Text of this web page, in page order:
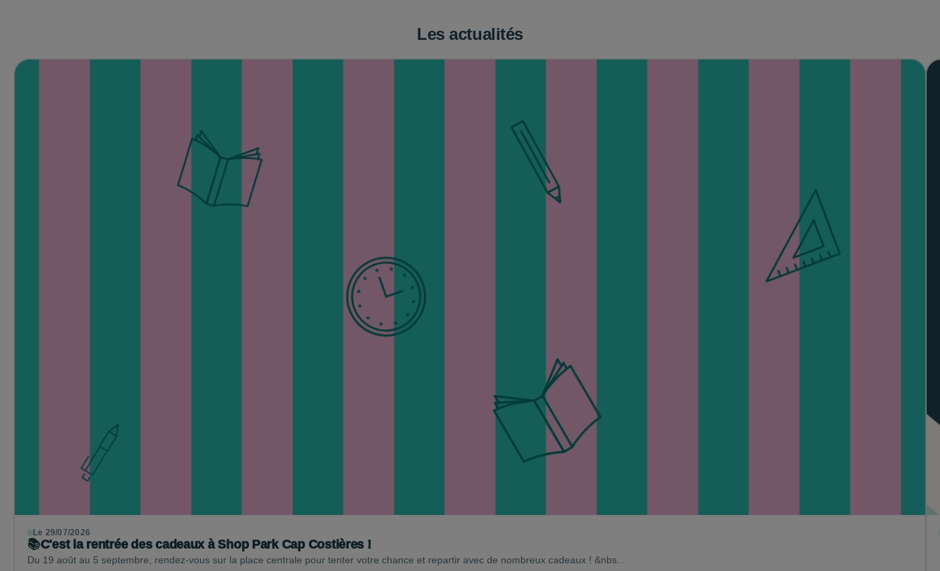
Les actualités
Le 29/07/2026
📚C'est la rentrée des cadeaux à Shop Park Cap Costières !
Du 19 août au 5 septembre, rendez-vous sur la place centrale pour tenter votre chance et repartir avec de nombreux cadeaux ! &nbs...